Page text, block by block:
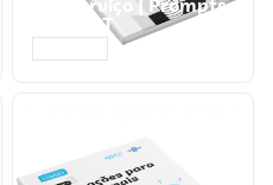
seu serviço | Prompts
ChatGPT